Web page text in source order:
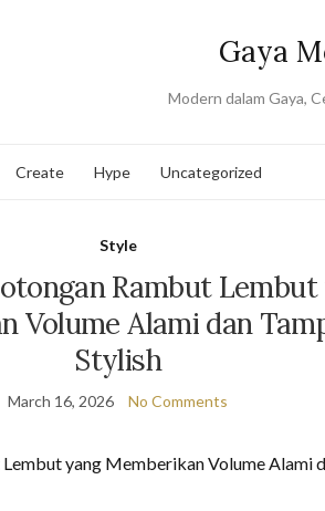
Gaya
Modern dalam Gaya,
Create Hype Uncategorized
Style
Rambut Lembut
Volume Alami dan
Stylish
March 16, 2026 No Comments